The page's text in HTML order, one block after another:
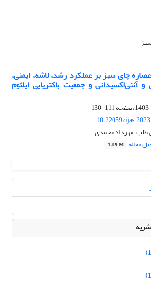
چای سبز بر عملکرد رشد، لاشه، ایمنی،
آنتی‌اکسیدانی و جمعیت باکتریایی ایلئوم
111-130
10.22059/
طلب، مهرداد محمدی
مقاله 1.89 M